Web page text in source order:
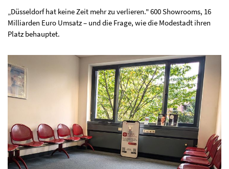
„Düsseldorf hat keine Zeit mehr zu verlieren." 600 Showrooms, 16
Milliarden Euro Umsatz – und die Frage, wie die Modestadt ihren
Platz behauptet.